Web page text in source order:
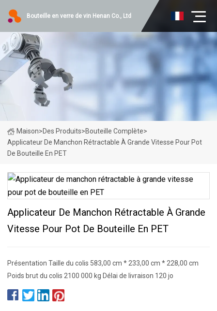
Bouteille en verre de vin Henan Co., Ltd
Maison>Des Produits>Bouteille Complète>
Applicateur De Manchon Rétractable À Grande Vitesse Pour Pot
De Bouteille En PET
Applicateur De Manchon Rétractable À Grande
Vitesse Pour Pot De Bouteille En PET
Présentation Taille du colis 583,00 cm * 233,00 cm * 228,00 cm
Poids brut du colis 2100 000 kg Délai de livraison 120 jo